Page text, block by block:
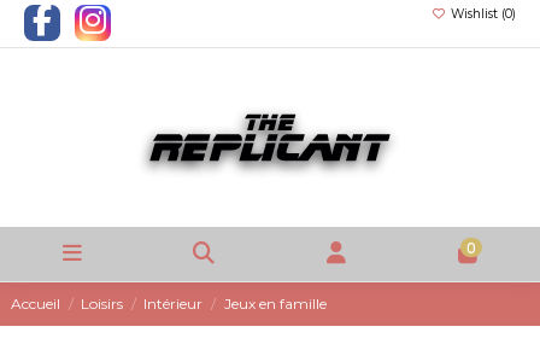
Wishlist (0)
0
Accueil Loisirs Intérieur Jeux en famille